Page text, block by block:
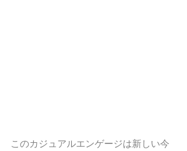
このカジュアルエンゲージは新しい今